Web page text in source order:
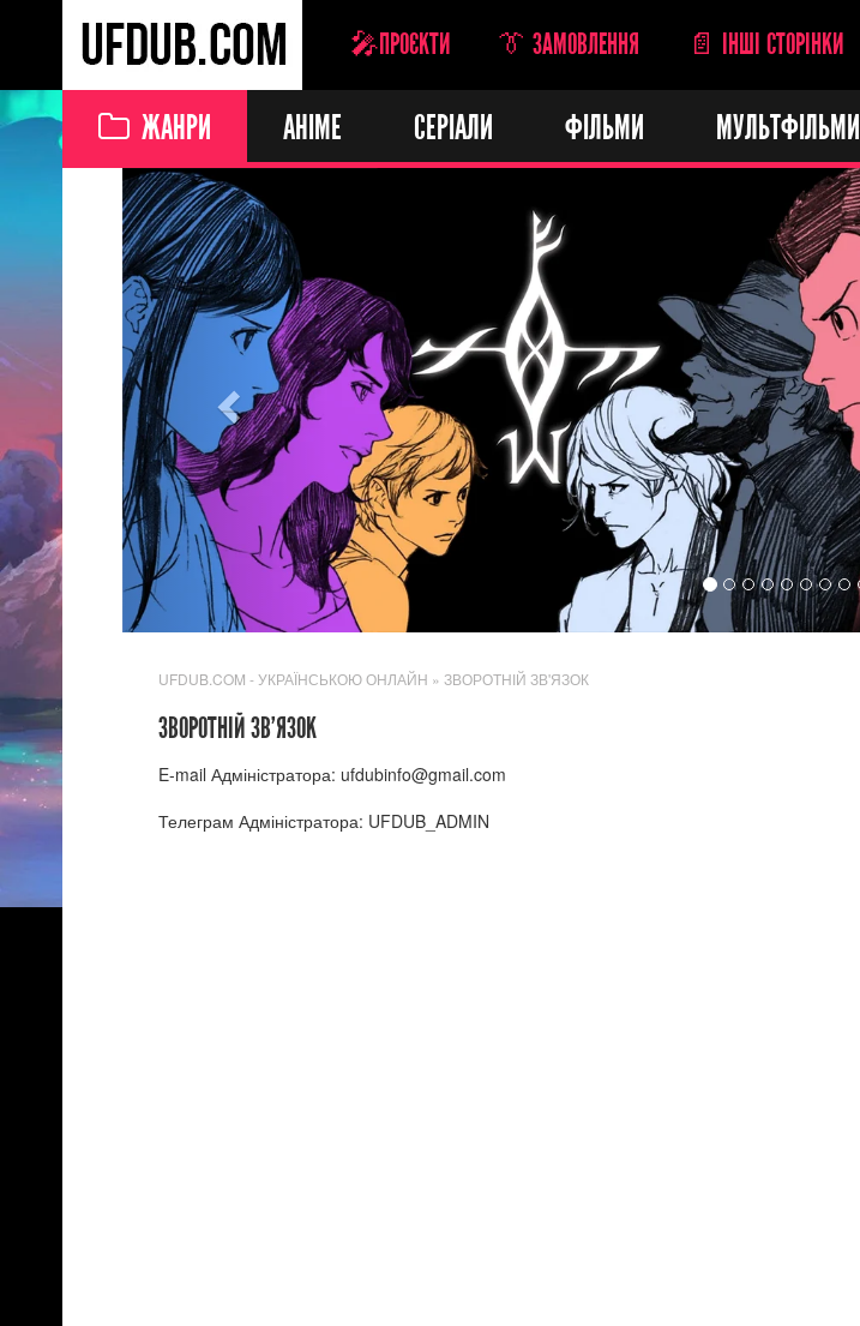
🎤ПРОЄКТИ 👔 ЗАМОВЛЕННЯ 📄 ІНШІ СТОРІНКИ
ЖАНРИ АНІМЕ СЕРІАЛИ ФІЛЬМИ МУЛЬТФІЛЬМИ
Previous
UFDUB.COM - УКРАЇНСЬКОЮ ОНЛАЙН » ЗВОРОТНІЙ ЗВ'ЯЗОК
ЗВОРОТНІЙ ЗВ'ЯЗОК
E-mail Адміністратора: ufdubinfo@gmail.com
Телеграм Адміністратора: UFDUB_ADMIN